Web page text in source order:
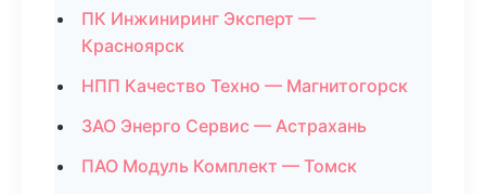
ПК Инжиниринг Эксперт —
Красноярск
НПП Качество Техно — Магнитогорск
ЗАО Энерго Сервис — Астрахань
ПАО Модуль Комплект — Томск